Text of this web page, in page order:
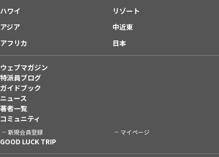
ハワイ
リゾート
アジア
中近東
アフリカ
日本
ウェブマガジン
特派員ブログ
ガイドブック
ニュース
著者一覧
コミュニティ
新規会員登録 マイページ
GOOD LUCK TRIP